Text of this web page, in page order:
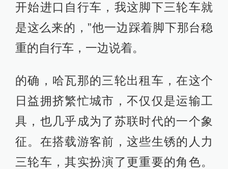
开始进口自行车，我这脚下三轮车就
是这么来的，”他一边踩着脚下那台稳
重的自行车，一边说着。
的确，哈瓦那的三轮出租车，在这个
日益拥挤繁忙城市，不仅仅是运输工
具，也几乎成为了苏联时代的一个象
征。在搭载游客前，这些生锈的人力
三轮车，其实扮演了更重要的角色。